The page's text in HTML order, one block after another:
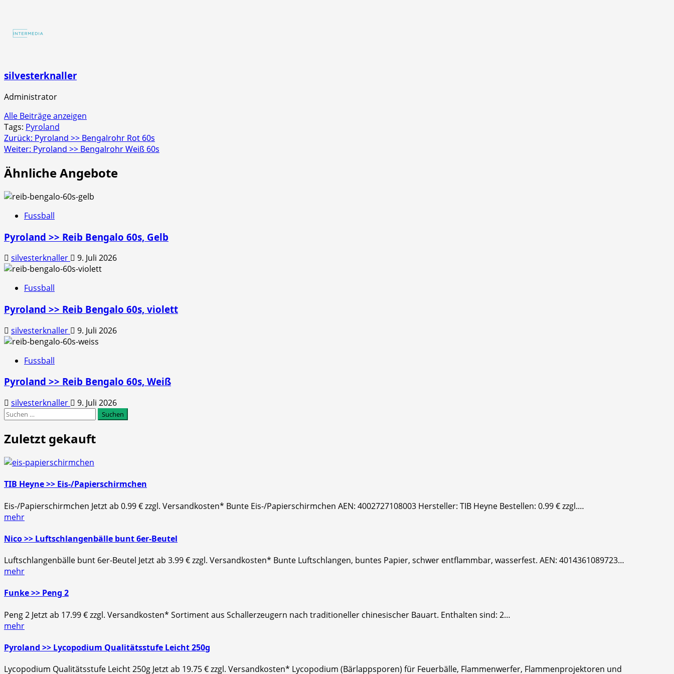
silvesterknaller
Administrator
Alle Beiträge anzeigen
Tags: Pyroland
Beitragsnavigation
Zurück: Pyroland >> Bengalrohr Rot 60s
Weiter: Pyroland >> Bengalrohr Weiß 60s
Ähnliche Angebote
Fussball
Pyroland >> Reib Bengalo 60s, Gelb
silvesterknaller 9. Juli 2026
Fussball
Pyroland >> Reib Bengalo 60s, violett
silvesterknaller 9. Juli 2026
Fussball
Pyroland >> Reib Bengalo 60s, Weiß
silvesterknaller
9. Juli 2026
Suchen
Zuletzt gekauft
TIB Heyne >> Eis-/Papierschirmchen
Eis-/Papierschirmchen Jetzt ab 0.99 € zzgl. Versandkosten* Bunte Eis-/Papierschirmchen AEN: 4002727108003 Hersteller: TIB Heyne Bestellen: 0.99 € zzgl.…
mehr
Nico >> Luftschlangenbälle bunt 6er-Beutel
Luftschlangenbälle bunt 6er-Beutel Jetzt ab 3.99 € zzgl. Versandkosten* Bunte Luftschlangen, buntes Papier, schwer entflammbar, wasserfest. AEN: 4014361089723…
mehr
Funke >> Peng 2
Peng 2 Jetzt ab 17.99 € zzgl. Versandkosten* Sortiment aus Schallerzeugern nach traditioneller chinesischer Bauart. Enthalten sind: 2…
mehr
Pyroland >> Lycopodium Qualitätsstufe Leicht 250g
Lycopodium Qualitätsstufe Leicht 250g Jetzt ab 19.75 € zzgl. Versandkosten* Lycopodium (Bärlappsporen) für Feuerbälle, Flammenwerfer, Flammenprojektoren und